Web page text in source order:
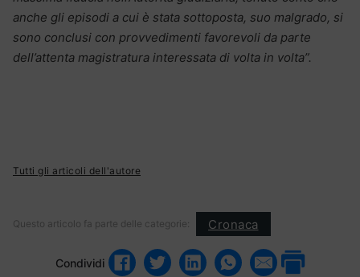
anche gli episodi a cui è stata sottoposta, suo malgrado, si
sono conclusi con provvedimenti favorevoli da parte
dell’attenta magistratura interessata di volta in volta”.
Tutti gli articoli dell'autore
Questo articolo fa parte delle categorie: Cronaca
Condividi